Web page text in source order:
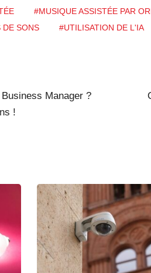
#MUSIQUE ASSISTÉE PAR
DE SONS #UTILISATION DE L'IA
Manager ?
!